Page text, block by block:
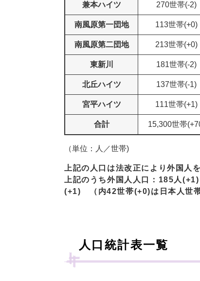
兼本ハイツ 270世帯(-2)
南風原第一団地 113世帯(+0)
南風原第二団地 213世帯(+0)
東新川 181世帯(-2)
北丘ハイツ 137世帯(-1)
宮平ハイツ 111世帯(+1)
合計 15,300世帯
（単位：人／世帯)
上記の人口は法改正により外国人
上記のうち外国人人口：185人
(+1) （内42世帯(+0)は日本人世帯
人口統計表一覧